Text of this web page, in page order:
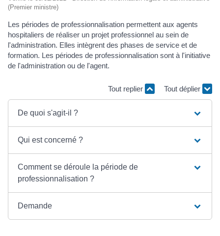
(Premier ministre)
Les périodes de professionnalisation permettent aux agents
hospitaliers de réaliser un projet professionnel au sein de
l'administration. Elles intègrent des phases de service et de
formation. Les périodes de professionnalisation sont à l'initiative
de l'administration ou de l'agent.
Tout replier Tout déplier
De quoi s'agit-il ?
Qui est concerné ?
Comment se déroule la période de
professionnalisation ?
Demande